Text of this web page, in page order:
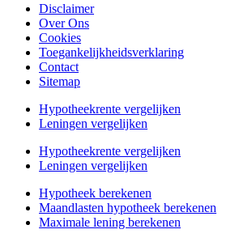
Disclaimer
Over Ons
Cookies
Toegankelijkheidsverklaring
Contact
Sitemap
Hypotheekrente vergelijken
Leningen vergelijken
Hypotheekrente vergelijken
Leningen vergelijken
Hypotheek berekenen
Maandlasten hypotheek berekenen
Maximale lening berekenen